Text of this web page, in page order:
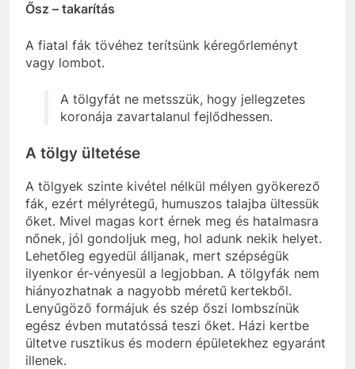
Ősz – takarítás
A fiatal fák tövéhez terítsünk kéregőrleményt
vagy lombot.
A tölgyfát ne metsszük, hogy jellegzetes
koronája zavartalanul fejlődhessen.
A tölgy ültetése
A tölgyek szinte kivétel nélkül mélyen gyökerező
fák, ezért mélyrétegű, humuszos talajba ültessük
őket. Mivel magas kort érnek meg és hatalmasra
nőnek, jól gondoljuk meg, hol adunk nekik helyet.
Lehetőleg egyedül álljanak, mert szépségük
ilyenkor ér-vényesül a legjobban. A tölgyfák nem
hiányozhatnak a nagyobb méretű kertekből.
Lenyűgöző formájuk és szép őszi lombszínük
egész évben mutatóssá teszi őket. Házi kertbe
ültetve rusztikus és modern épületekhez egyaránt
illenek.